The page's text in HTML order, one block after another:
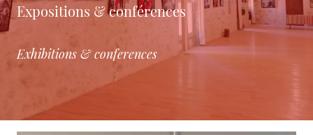
Expositions & conférences
Exhibitions & conferences